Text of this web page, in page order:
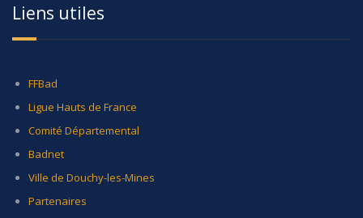
Liens utiles
FFBad
Ligue Hauts de France
Comité Départemental
Badnet
Ville de Douchy-les-Mines
Partenaires